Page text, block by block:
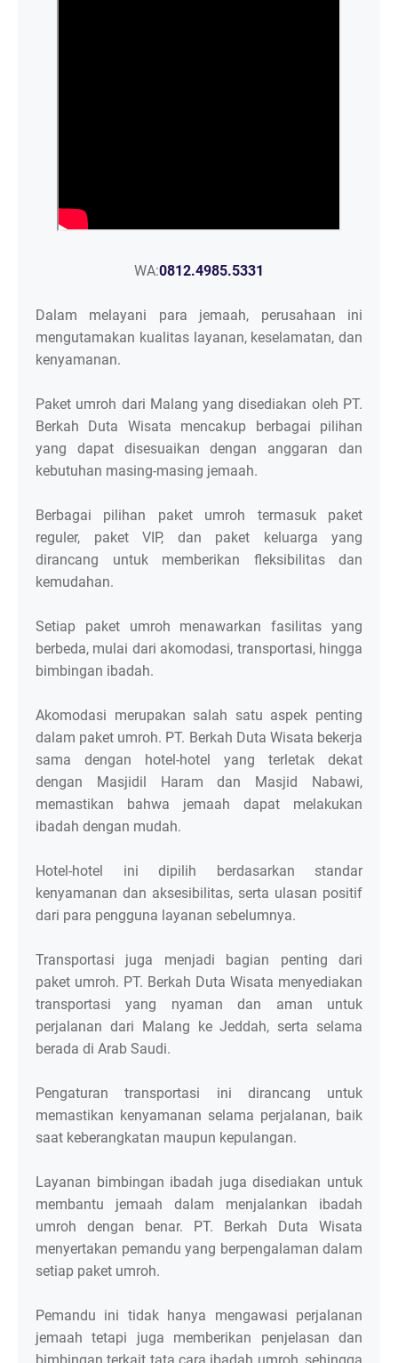
WA:0812.4985.5331
Dalam melayani para jemaah, perusahaan ini
mengutamakan kualitas layanan, keselamatan, dan
kenyamanan.
Paket umroh dari Malang yang disediakan oleh PT.
Berkah Duta Wisata mencakup berbagai pilihan
yang dapat disesuaikan dengan anggaran dan
kebutuhan masing-masing jemaah.
Berbagai pilihan paket umroh termasuk paket
reguler, paket VIP, dan paket keluarga yang
dirancang untuk memberikan fleksibilitas dan
kemudahan.
Setiap paket umroh menawarkan fasilitas yang
berbeda, mulai dari akomodasi, transportasi, hingga
bimbingan ibadah.
Akomodasi merupakan salah satu aspek penting
dalam paket umroh. PT. Berkah Duta Wisata bekerja
sama dengan hotel-hotel yang terletak dekat
dengan Masjidil Haram dan Masjid Nabawi,
memastikan bahwa jemaah dapat melakukan
ibadah dengan mudah.
Hotel-hotel ini dipilih berdasarkan standar
kenyamanan dan aksesibilitas, serta ulasan positif
dari para pengguna layanan sebelumnya.
Transportasi juga menjadi bagian penting dari
paket umroh. PT. Berkah Duta Wisata menyediakan
transportasi yang nyaman dan aman untuk
perjalanan dari Malang ke Jeddah, serta selama
berada di Arab Saudi.
Pengaturan transportasi ini dirancang untuk
memastikan kenyamanan selama perjalanan, baik
saat keberangkatan maupun kepulangan.
Layanan bimbingan ibadah juga disediakan untuk
membantu jemaah dalam menjalankan ibadah
umroh dengan benar. PT. Berkah Duta Wisata
menyertakan pemandu yang berpengalaman dalam
setiap paket umroh.
Pemandu ini tidak hanya mengawasi perjalanan
jemaah tetapi juga memberikan penjelasan dan